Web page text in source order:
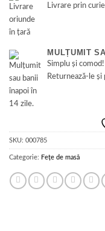
Livrare prin
MULȚUMIT
Simplu și
Returnează-le
SKU: 000785
Categorie: Fețe de masă